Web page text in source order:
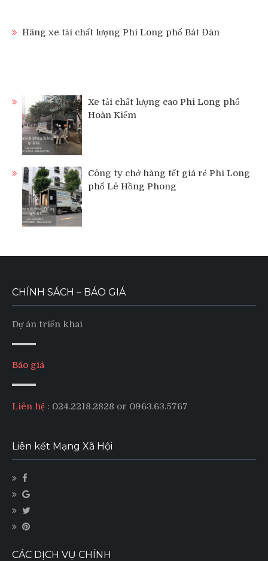
Hãng xe tải chất lượng Phi Long phố Bát Đàn
Xe tải chất lượng cao Phi Long phố
Hoàn Kiếm
Công ty chở hàng tết giá rẻ Phi Long
phố Lê Hồng Phong
CHÍNH SÁCH – BÁO GIÁ
Dự án triển khai
Báo giá
Liên hệ : 024.2218.2828 or 0963.63.5767
Liên kết Mạng Xã Hội
CÁC DỊCH VỤ CHÍNH